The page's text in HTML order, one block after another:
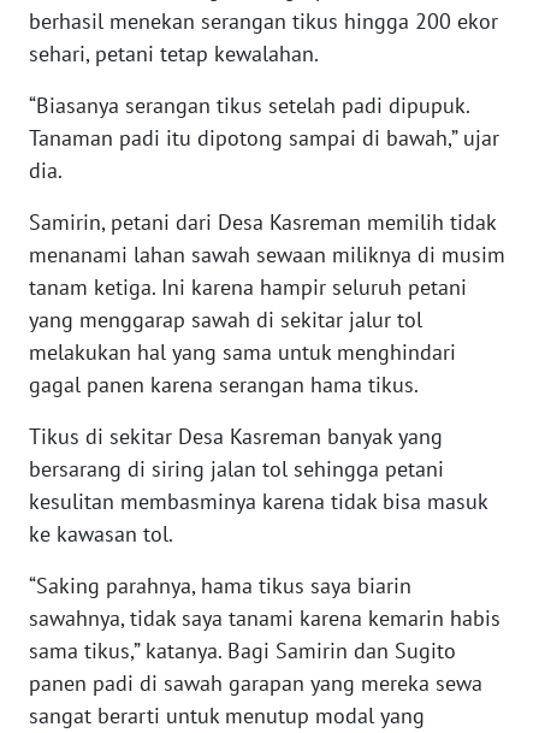
berhasil menekan serangan tikus hingga 200 ekor
sehari, petani tetap kewalahan.
“Biasanya serangan tikus setelah padi dipupuk.
Tanaman padi itu dipotong sampai di bawah,” ujar
dia.
Samirin, petani dari Desa Kasreman memilih tidak
menanami lahan sawah sewaan miliknya di musim
tanam ketiga. Ini karena hampir seluruh petani
yang menggarap sawah di sekitar jalur tol
melakukan hal yang sama untuk menghindari
gagal panen karena serangan hama tikus.
Tikus di sekitar Desa Kasreman banyak yang
bersarang di siring jalan tol sehingga petani
kesulitan membasminya karena tidak bisa masuk
ke kawasan tol.
“Saking parahnya, hama tikus saya biarin
sawahnya, tidak saya tanami karena kemarin habis
sama tikus,” katanya. Bagi Samirin dan Sugito
panen padi di sawah garapan yang mereka sewa
sangat berarti untuk menutup modal yang
WN
WN
KALTIM
WN
GORONTALO
SULUT
WN
MALUKU
MALUT
WN